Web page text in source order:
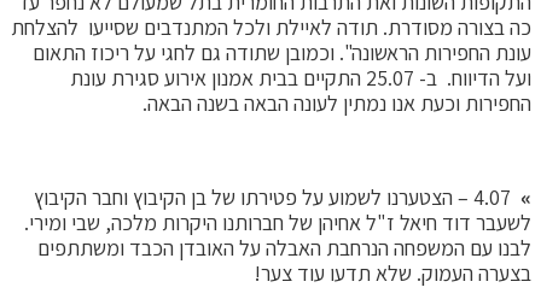
כה בצורה מסודרת. תודה לאיילת ולכל המתנדבים שסייעו להצלחת
עונת החפירות הראשונה". וכמובן שתודה גם לחגי על ריכוז התאום
ועל הדיווח. ב- 25.07 התקיים בבית אמנון אירוע סגירת עונת
החפירות וכעת אנו נמתין לעונה הבאה בשנה הבאה.
»
4.07 – הצטערנו לשמוע על פטירתו של בן הקיבוץ וחבר הקיבוץ
לשעבר דוד חיאל ז"ל אחיהן של חברותנו היקרות מלכה, שבי ומירי.
לבנו עם המשפחה הנרחבת האבלה על האובדן הכבד ומשתתפים
בצערה העמוק. שלא תדעו עוד צער!